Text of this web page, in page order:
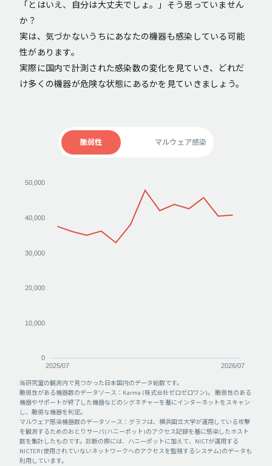
「とはいえ、自分は大丈夫でしょ。」そう思っていません
か？
実は、気づかないうちにあなたの機器も感染している可能
性があります。
実際に国内で計測された感染数の変化を見ていき、どれだ
け多くの機器が危険な状態にあるかを見ていきましょう。
脆弱性 マルウェア感染
2025/07 2026/07
0
10,000
20,000
30,000
40,000
50,000
当研究室の観測内で見つかった日本国内のデータ総数です。
脆弱性がある機器数のデータソース：Karma (株式会社ゼロゼロワン)。 脆弱性のある
機器やサポートが終了した機器などのシグネチャーを基にインターネットをスキャン
し、脆弱な機器を判定。
マルウェア感染機器数のデータソース：グラフは、横浜国立大学が運用している攻撃
を観測するためのおとりサーバ(ハニーポット)のアクセス記録を基に感染したホスト
数を集計したものです。診断の際には、ハニーポットに加えて、NICTが運用する
NICTER(使用されていないネットワークへのアクセスを監視するシステム)のデータも
利用しています。